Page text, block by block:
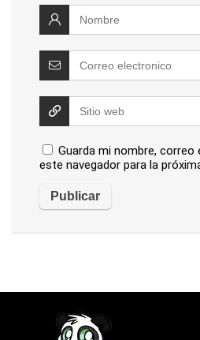
Guarda mi nombre, correo
este navegador para la